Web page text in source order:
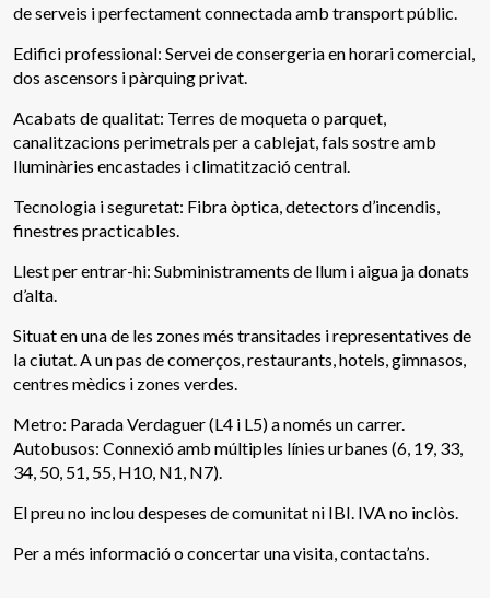
de serveis i perfectament connectada amb transport públic.
Edifici professional: Servei de consergeria en horari comercial,
dos ascensors i pàrquing privat.
Acabats de qualitat: Terres de moqueta o parquet,
canalitzacions perimetrals per a cablejat, fals sostre amb
lluminàries encastades i climatització central.
Tecnologia i seguretat: Fibra òptica, detectors d’incendis,
finestres practicables.
Llest per entrar-hi: Subministraments de llum i aigua ja donats
d’alta.
Situat en una de les zones més transitades i representatives de
la ciutat. A un pas de comerços, restaurants, hotels, gimnasos,
centres mèdics i zones verdes.
Metro: Parada Verdaguer (L4 i L5) a només un carrer.
Autobusos: Connexió amb múltiples línies urbanes (6, 19, 33,
34, 50, 51, 55, H10, N1, N7).
El preu no inclou despeses de comunitat ni IBI. IVA no inclòs.
Per a més informació o concertar una visita, contacta’ns.
Modificar cookies
Tècniques i funcionals
Sempre activades
Aquest lloc web utilitza cookies pròpies per recopilar
informació amb la finalitat de millorar els nostres serveis.